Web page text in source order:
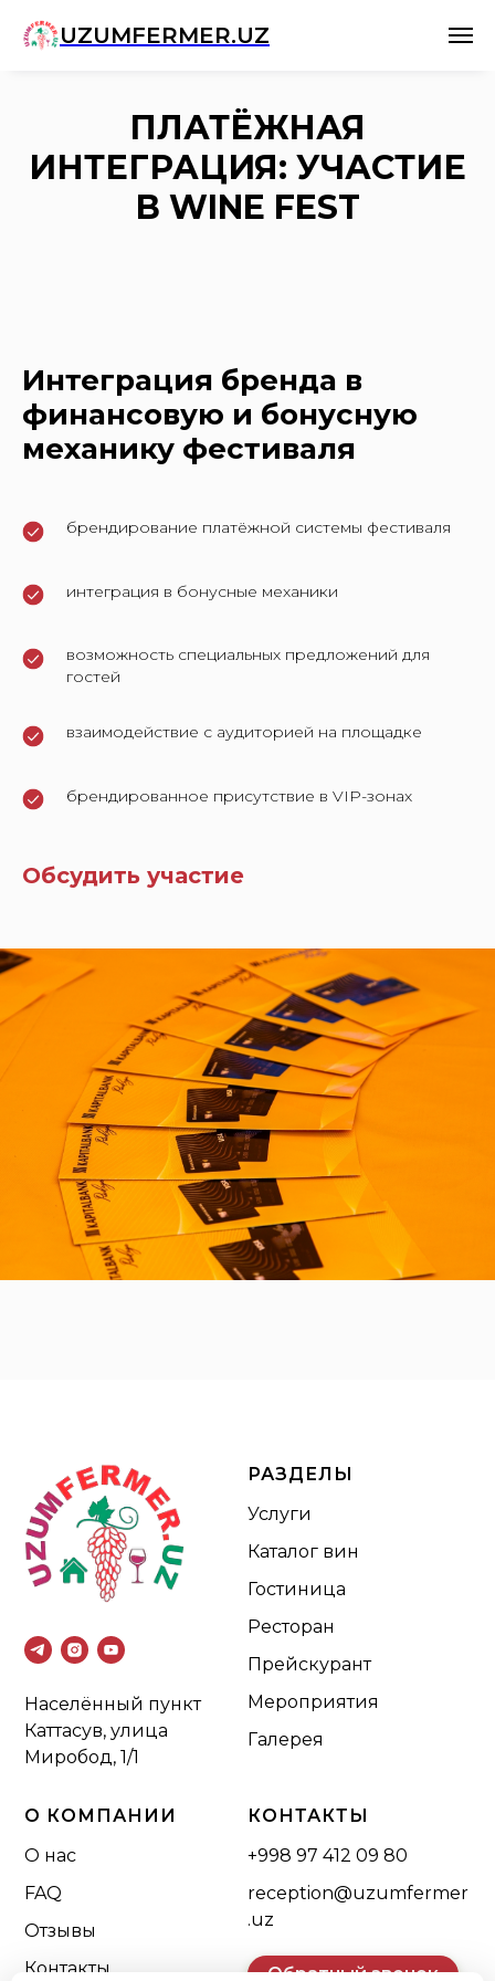
UZUMFERMER.UZ
ПЛАТЁЖНАЯ
ИНТЕГРАЦИЯ: УЧАСТИЕ
В WINE FEST
Интеграция бренда в
финансовую и бонусную
механику фестиваля
брендирование платёжной системы фестиваля
интеграция в бонусные механики
возможность специальных предложений для
гостей
взаимодействие с аудиторией на площадке
брендированное присутствие в VIP-зонах
Обсудить участие
Населённый пункт
Каттасув, улица
Миробод, 1/1
РАЗДЕЛЫ
Услуги
Каталог вин
Гостиница
Ресторан
Прейскурант
Мероприятия
Галерея
О КОМПАНИИ
О нас
FAQ
Отзывы
Контакты
КОНТАКТЫ
+998 97 412 09 80
reception@uzumfermer
.uz
Обратный звонок